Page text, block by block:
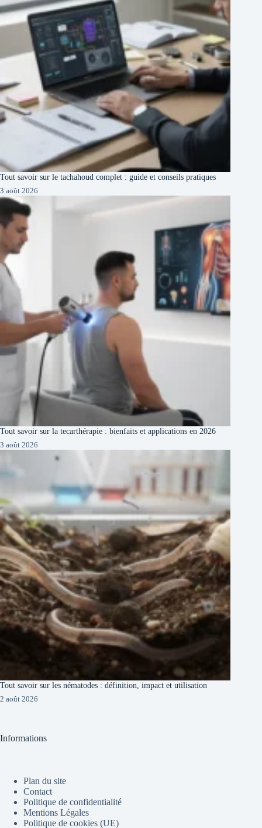
Tout savoir sur le tachahoud complet : guide et conseils pratiques
3 août 2026
Tout savoir sur la tecarthérapie : bienfaits et applications en 2026
3 août 2026
Tout savoir sur les nématodes : définition, impact et utilisation
2 août 2026
Informations
Plan du site
Contact
Politique de confidentialité
Mentions Légales
Politique de cookies (UE)